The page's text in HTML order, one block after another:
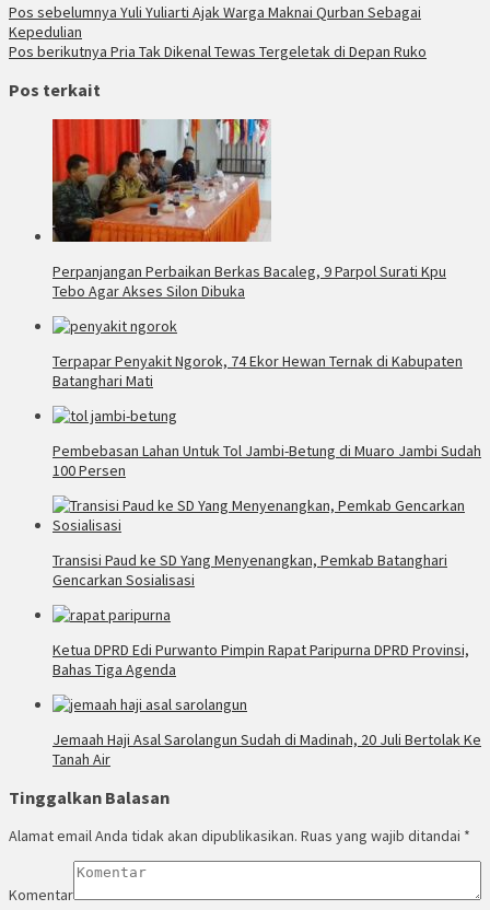
Pos sebelumnya Yuli Yuliarti Ajak Warga Maknai Qurban Sebagai
Kepedulian
Pos berikutnya Pria Tak Dikenal Tewas Tergeletak di Depan Ruko
Pos terkait
Perpanjangan Perbaikan Berkas Bacaleg, 9 Parpol Surati Kpu
Tebo Agar Akses Silon Dibuka
Terpapar Penyakit Ngorok, 74 Ekor Hewan Ternak di Kabupaten
Batanghari Mati
Pembebasan Lahan Untuk Tol Jambi-Betung di Muaro Jambi Sudah
100 Persen
Transisi Paud ke SD Yang Menyenangkan, Pemkab Batanghari
Gencarkan Sosialisasi
Ketua DPRD Edi Purwanto Pimpin Rapat Paripurna DPRD Provinsi,
Bahas Tiga Agenda
Jemaah Haji Asal Sarolangun Sudah di Madinah, 20 Juli Bertolak Ke
Tanah Air
Tinggalkan Balasan
Alamat email Anda tidak akan dipublikasikan. Ruas yang wajib ditandai *
Komentar